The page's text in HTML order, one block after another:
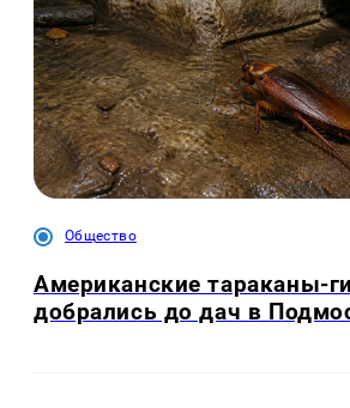
Общество
Американские тараканы-
добрались до дач в